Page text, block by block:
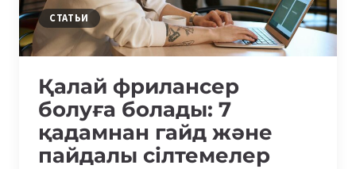
В
IT
СТАТЬИ
Қалай фрилансер
болуға болады: 7
қадамнан гайд және
пайдалы сілтемелер